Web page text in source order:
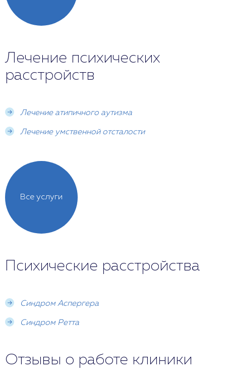
Лечение психических
расстройств
Лечение атипичного аутизма
Лечение умственной отсталости
Все услуги
Психические расстройства
Синдром Аспергера
Синдром Ретта
Отзывы о работе клиники